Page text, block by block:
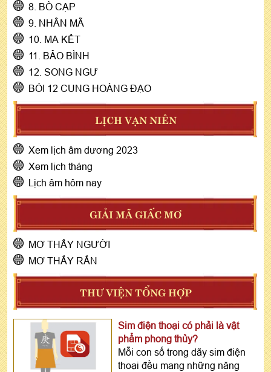
8. BÒ CẠP
9. NHÂN MÃ
10. MA KẾT
11. BẢO BÌNH
12. SONG NGƯ
BÓI 12 CUNG HOÀNG ĐẠO
LỊCH VẠN NIÊN
Xem lịch âm dương 2023
Xem lịch tháng
Lịch âm hôm nay
GIẢI MÃ GIẤC MƠ
MƠ THẤY NGƯỜI
MƠ THẤY RẮN
THƯ VIỆN TỔNG HỢP
Sim điện thoại có phải là vật
phẩm phong thủy?
Mỗi con số trong dãy sim điện
thoại đều mang những năng